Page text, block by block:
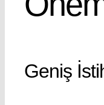
Geniş